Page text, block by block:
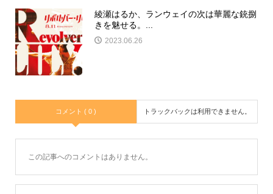
綾瀬はるか、ランウェイの次は華麗な銃捌
きを魅せる。...
2023.06.26
コメント ( 0 ) トラックバックは利用できません。
この記事へのコメントはありません。